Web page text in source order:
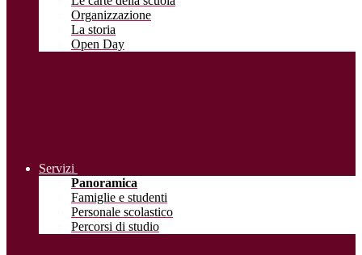
Organizzazione
La storia
Open Day
Servizi
Panoramica
Famiglie e studenti
Personale scolastico
Percorsi di studio